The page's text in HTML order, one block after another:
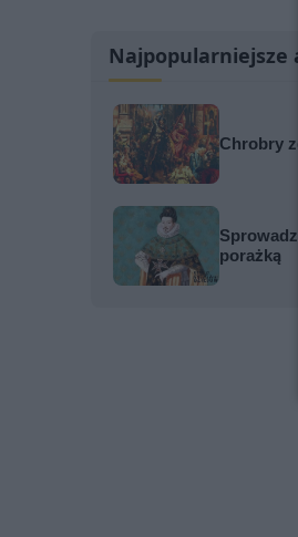
Najpopularniejsze
Chrobry
porażką